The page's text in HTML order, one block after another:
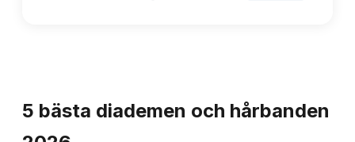
5 bästa diademen och hårbanden